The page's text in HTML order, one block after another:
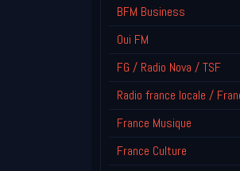
BFM Business
Oui FM
FG / Radio Nova / TSF
Radio france locale /
France Musique
France Culture